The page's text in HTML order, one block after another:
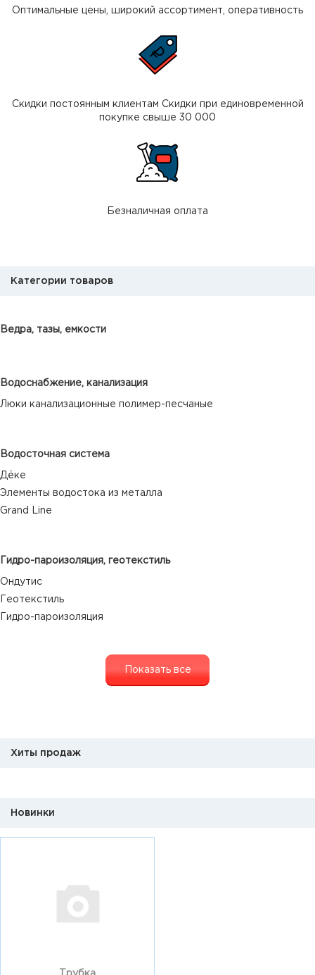
Оптимальные цены, широкий ассортимент, оперативность
Скидки постоянным клиентам Скидки при единовременной
покупке свыше 30 000
Безналичная оплата
Категории товаров
Ведра, тазы, емкости
Водоснабжение, канализация
Люки канализационные полимер-песчаные
Водосточная система
Дёке
Элементы водостока из металла
Grand Line
Гидро-пароизоляция, геотекстиль
Ондутис
Геотекстиль
Гидро-пароизоляция
Показать все
Хиты продаж
Новинки